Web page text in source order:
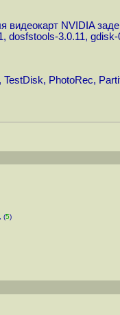
NVIDIA
dosfstools-3.0.11,
PhotoRec,
(5)